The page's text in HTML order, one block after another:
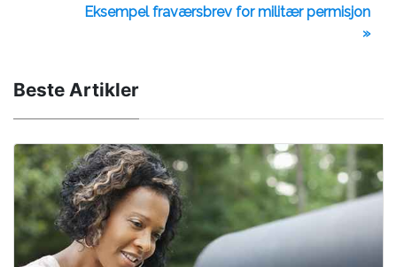
Eksempel fraværsbrev for militær permisjon
»
Beste Artikler